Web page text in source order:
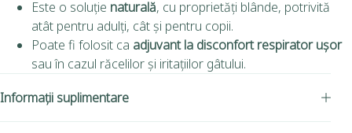
Este o soluție naturală, cu proprietăți blânde, potrivită
atât pentru adulți, cât și pentru copii.
Poate fi folosit ca adjuvant la disconfort respirator ușor
sau în cazul răcelilor și iritațiilor gâtului.
Informații suplimentare